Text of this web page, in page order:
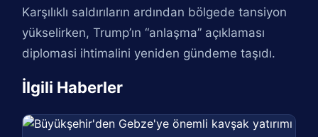
Karşılıklı saldırıların ardından bölgede tansiyon
yükselirken, Trump’ın “anlaşma” açıklaması
diplomasi ihtimalini yeniden gündeme taşıdı.
İlgili Haberler